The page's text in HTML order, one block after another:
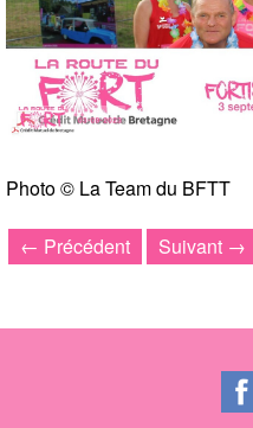
Photo © La Team du BFTT
← Précédent Suivant →